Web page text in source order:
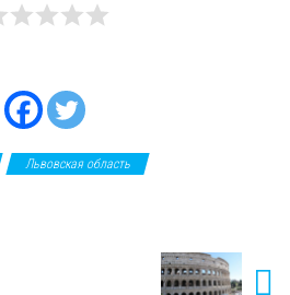
Львовская область